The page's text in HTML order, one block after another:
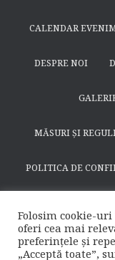
CALENDAR
DESPRE NOI
MĂSURI ȘI
POLITICA DE
Folosim cookie-
oferi cea mai
preferințele și
„Acceptă toate”,